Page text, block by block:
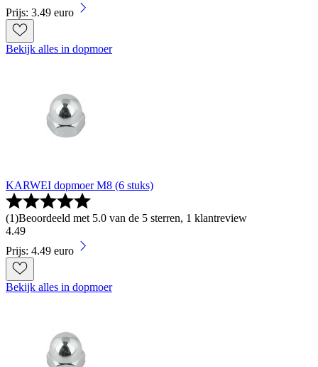
Prijs: 3.49 euro
Bekijk alles in dopmoer
KARWEI dopmoer M8 (6 stuks)
(1)Beoordeeld met 5.0 van de 5 sterren, 1 klantreview
4.49
Prijs: 4.49 euro
Bekijk alles in dopmoer